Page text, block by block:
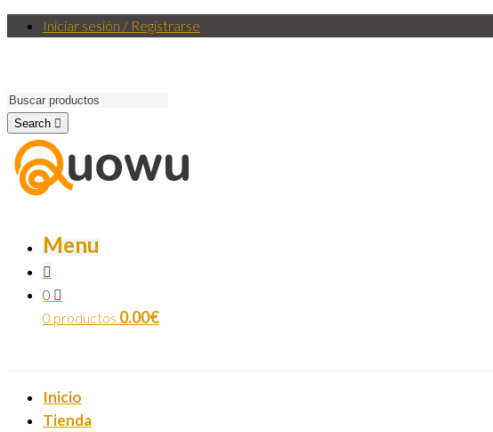
Iniciar sesión / Registrarse
Search
Menu
0
0 productos 0.00€
Inicio
Tienda